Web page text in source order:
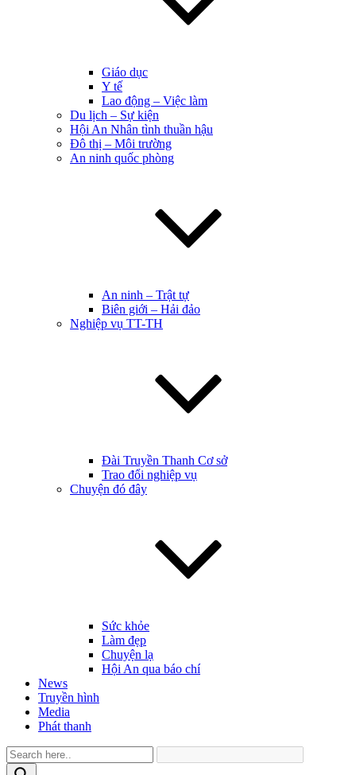
Giáo dục
Y tế
Lao động – Việc làm
Du lịch – Sự kiện
Hội An Nhân tình thuần hậu
Đô thị – Môi trường
An ninh quốc phòng
An ninh – Trật tự
Biên giới – Hải đảo
Nghiệp vụ TT-TH
Đài Truyền Thanh Cơ sở
Trao đổi nghiệp vụ
Chuyện đó đây
Sức khỏe
Làm đẹp
Chuyện lạ
Hội An qua báo chí
News
Truyền hình
Media
Phát thanh